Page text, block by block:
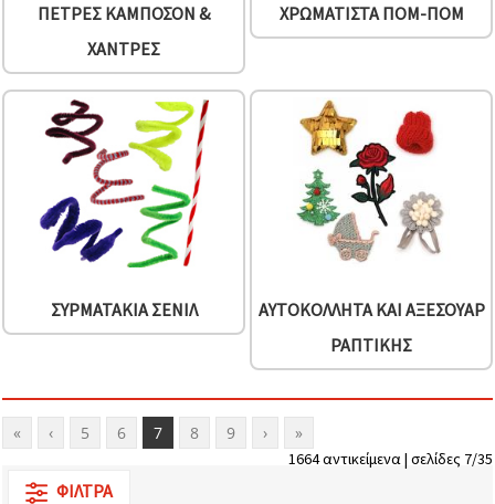
ΠΈΤΡΕΣ ΚΑΜΠΟΣΌΝ &
ΧΆΝΤΡΕΣ
ΧΡΩΜΑΤΙΣΤΆ ΠΟΜ-ΠΟΜ
ΣΥΡΜΑΤΆΚΙΑ ΣΕΝΊΛ
ΑΥΤΟΚΌΛΛΗΤΑ ΚΑΙ ΑΞΕΣΟΥΆΡ
ΡΑΠΤΙΚΉΣ
« ‹ 5 6 7 8 9 › »
1664 αντικείμενα | σελίδες 7/35
ΦΊΛΤΡΑ